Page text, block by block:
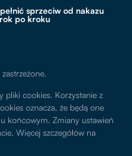
sprzeciw od nakazu
po kroku
pliki cookies. Korzystanie z
oznacza, że będą one
końcowym. Zmiany ustawień
Więcej szczegółów na